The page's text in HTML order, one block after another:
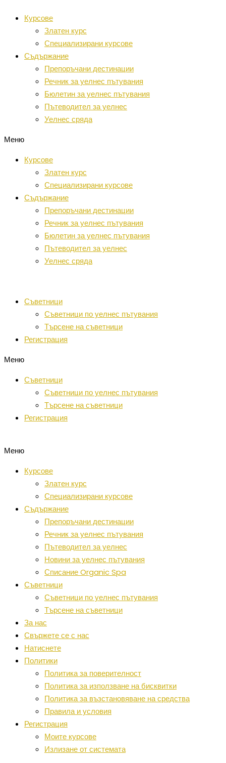
към
съдържанието
Курсове
Златен курс
Специализирани курсове
Съдържание
Препоръчани дестинации
Речник за уелнес пътувания
Бюлетин за уелнес пътувания
Пътеводител за уелнес
Уелнес сряда
Меню
Курсове
Златен курс
Специализирани курсове
Съдържание
Препоръчани дестинации
Речник за уелнес пътувания
Бюлетин за уелнес пътувания
Пътеводител за уелнес
Уелнес сряда
Съветници
Съветници по уелнес пътувания
Търсене на съветници
Регистрация
Меню
Съветници
Съветници по уелнес пътувания
Търсене на съветници
Регистрация
Меню
Курсове
Златен курс
Специализирани курсове
Съдържание
Препоръчани дестинации
Речник за уелнес пътувания
Пътеводител за уелнес
Новини за уелнес пътувания
Списание Organic Spa
Съветници
Съветници по уелнес пътувания
Търсене на съветници
За нас
Свържете се с нас
Натиснете
Политики
Политика за поверителност
Политика за използване на бисквитки
Политика за възстановяване на средства
Правила и условия
Регистрация
Моите курсове
Излизане от системата
новини
свят
ъ